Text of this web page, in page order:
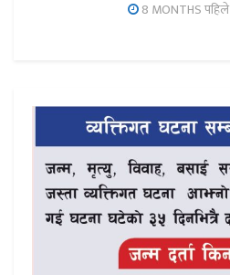
8 MONTHS पहिले